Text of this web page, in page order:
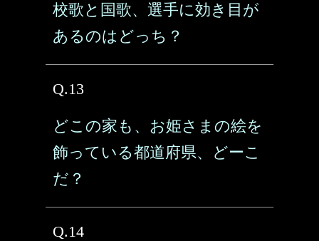
校歌と国歌、選手に効き目が
あるのはどっち？
Q.13
どこの家も、お姫さまの絵を
飾っている都道府県、どーこ
だ？
Q.14